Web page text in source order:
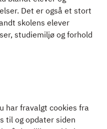
Det er også et stort
skolens elever
studiemiljø og forhold
har fravalgt cookies fra
til og opdater siden